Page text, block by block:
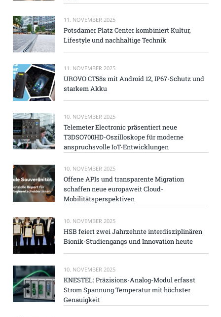
11. NOVEMBER 2025
Potsdamer Platz Center kombiniert Kultur,
Lifestyle und nachhaltige Technik
11. NOVEMBER 2025
UROVO CT58s mit Android 12, IP67-Schutz und
starkem Akku
10. NOVEMBER 2025
Telemeter Electronic präsentiert neue
T3DSO700HD-Oszilloskope für moderne
anspruchsvolle IoT-Entwicklungen
10. NOVEMBER 2025
Offene APIs und transparente Migration
schaffen neue europaweit Cloud-
Mobilitätsperspektiven
10. NOVEMBER 2025
HSB feiert zwei Jahrzehnte interdisziplinären
Bionik-Studiengangs und Innovation heute
10. NOVEMBER 2025
KNESTEL: Präzisions-Analog-Modul erfasst
Strom Spannung Temperatur mit höchster
Genauigkeit